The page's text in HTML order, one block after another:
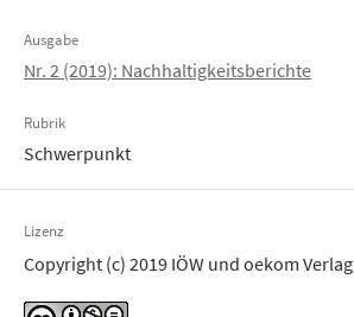
Ausgabe
Nr. 2 (2019): Nachhaltigkeitsberichte
Rubrik
Schwerpunkt
Lizenz
Copyright (c) 2019 IÖW und oekom Verlag